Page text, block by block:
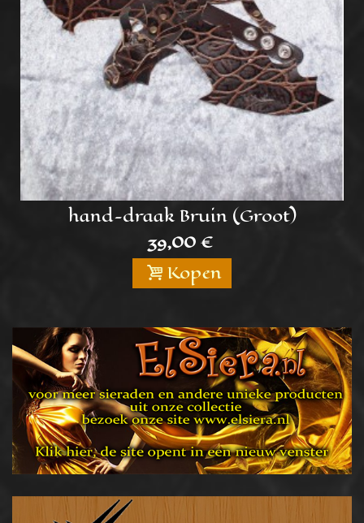
hand-draak Bruin (Groot)
39,00 €
Kopen